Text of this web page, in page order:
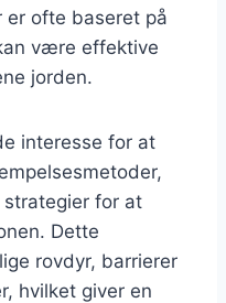
ofte baseret på
være effektive
jorden.
interesse for at
for at
Dette
rovdyr, barrierer
hvilket giver en